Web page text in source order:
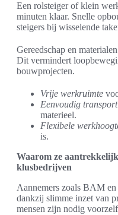
Een rolsteiger of klein
minuten klaar. Snelle
steigers bij wisselende
Gereedschap en
Dit vermindert
bouwprojecten.
Vrije werkruimte
Eenvoudig transport
materieel.
Flexibele
is.
Waarom ze
klusbedrijven
Aannemers zoals BAM en
dankzij slimme inzet van
mensen zijn nodig